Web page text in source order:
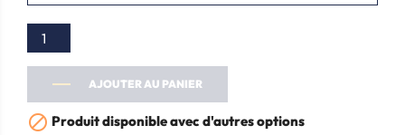
AJOUTER AU PANIER
 Produit disponible avec d'autres options